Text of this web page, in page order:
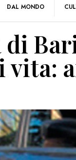
DAL MONDO
di